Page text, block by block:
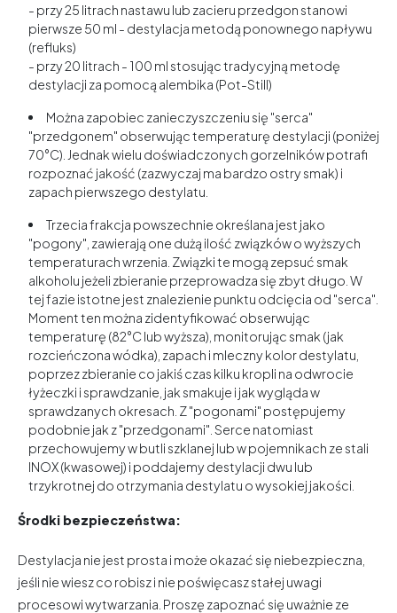
- przy 25 litrach nastawu lub zacieru przedgon stanowi
pierwsze 50 ml - destylacja metodą ponownego napływu
(refluks)
- przy 20 litrach - 100 ml stosując tradycyjną metodę
destylacji za pomocą alembika (Pot-Still)
Można zapobiec zanieczyszczeniu się "serca"
"przedgonem" obserwując temperaturę destylacji (poniżej
70°C). Jednak wielu doświadczonych gorzelników potrafi
rozpoznać jakość (zazwyczaj ma bardzo ostry smak) i
zapach pierwszego destylatu.
Trzecia frakcja powszechnie określana jest jako
"pogony", zawierają one dużą ilość związków o wyższych
temperaturach wrzenia. Związki te mogą zepsuć smak
alkoholu jeżeli zbieranie przeprowadza się zbyt długo. W
tej fazie istotne jest znalezienie punktu odcięcia od "serca".
Moment ten można zidentyfikować obserwując
temperaturę (82°C lub wyższa), monitorując smak (jak
rozcieńczona wódka), zapach i mleczny kolor destylatu,
poprzez zbieranie co jakiś czas kilku kropli na odwrocie
łyżeczki i sprawdzanie, jak smakuje i jak wygląda w
sprawdzanych okresach. Z "pogonami" postępujemy
podobnie jak z "przedgonami". Serce natomiast
przechowujemy w butli szklanej lub w pojemnikach ze stali
INOX (kwasowej) i poddajemy destylacji dwu lub
trzykrotnej do otrzymania destylatu o wysokiej jakości.
Środki bezpieczeństwa:
Destylacja nie jest prosta i może okazać się niebezpieczna,
jeśli nie wiesz co robisz i nie poświęcasz stałej uwagi
procesowi wytwarzania. Proszę zapoznać się uważnie ze